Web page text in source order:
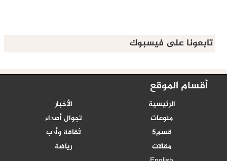
تابعونا على فيسبوك
أقسام الموقع
الرئيسية
الأخبار
منوعات
تجوال أصداء
قسم5
ثقافة وأدب
مقالات
رياضة